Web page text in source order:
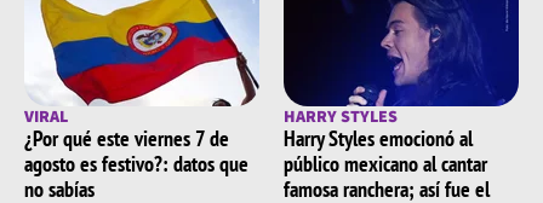
VIRAL
¿Por qué este viernes 7 de
agosto es festivo?: datos que
no sabías
HARRY STYLES
Harry Styles emocionó al
público mexicano al cantar
famosa ranchera; así fue el